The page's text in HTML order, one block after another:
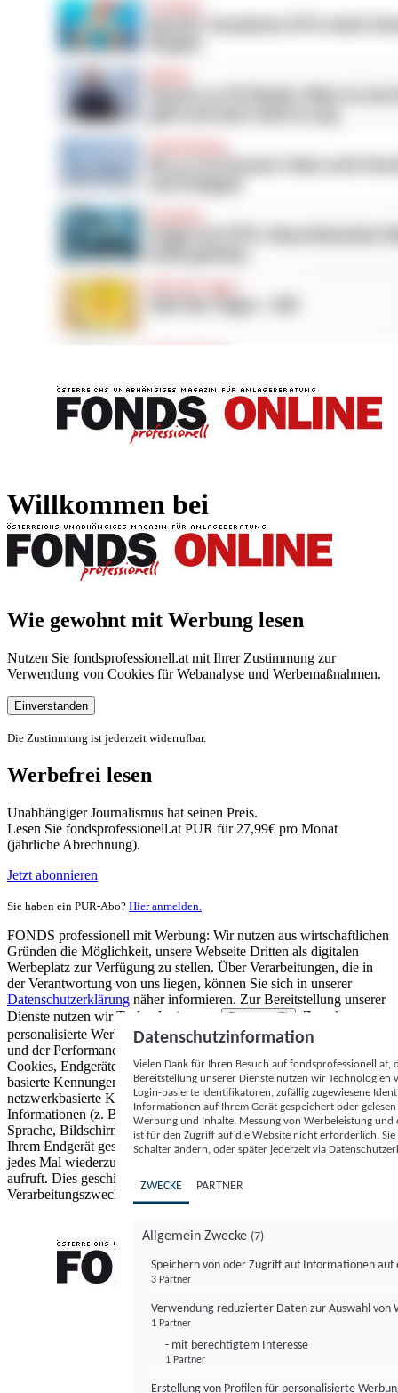
Willkommen bei
Wie gewohnt mit Werbung lesen
Nutzen Sie fondsprofessionell.at mit Ihrer Zustimmung zur
Verwendung von Cookies für Webanalyse und Werbemaßnahmen.
Einverstanden
Die Zustimmung ist jederzeit widerrufbar.
Werbefrei lesen
Unabhängiger Journalismus hat seinen Preis.
Lesen Sie fondsprofessionell.at PUR für 27,99€ pro Monat
(jährliche Abrechnung).
Jetzt abonnieren
Sie haben ein PUR-Abo? Hier anmelden.
FONDS professionell mit Werbung: Wir nutzen aus wirtschaftlichen
Gründen die Möglichkeit, unsere Webseite Dritten als digitalen
Werbeplatz zur Verfügung zu stellen. Über Verarbeitungen, die in
der Verantwortung von uns liegen, können Sie sich in unserer
Datenschutzerklärung näher informieren. Zur Bereitstellung unserer
Dienste nutzen wir Technologien von
Partnern (5)
. Zwecke:
personalisierte Werbung und Inhalte, Messung von Werbeleistung
und der Performance von Inhalten sowie Zielgruppenforschung.
Cookies, Endgeräte- oder ähnliche Online-Kennungen (z. B. login-
basierte Kennungen, zufällig generierte Kennungen,
netzwerkbasierte Kennungen) können zusammen mit anderen
Informationen (z. B. Browsertyp und Browserinformationen,
Sprache, Bildschirmgröße, unterstützte Technologien usw.) auf
Ihrem Endgerät gespeichert oder von dort ausgelesen werden, um es
jedes Mal wiederzuerkennen, wenn es eine App oder einer Webseite
aufruft. Dies geschieht für einen oder mehrere der hier aufgeführten
Verarbeitungszwecke.
Datenschutzinformation
Vielen Dank für Ihren Besuch auf
Bereitstellung unserer Dienste nutzen wir Technologien
Login-basierte Identifikatoren, zufällig zugewiesene
Informationen auf Ihrem Gerät gespeichert oder
Werbung und Inhalte, Messung von Werbeleistung
ist für den Zugriff auf die Website nicht erforderlich.
Schalter ändern, oder später jederzeit via
ZWECKE PARTNER
Allgemein Zwecke (7)
Speichern von oder Zugriff auf Informationen auf
3 Partner
Verwendung reduzierter Daten zur Auswahl von
1 Partner
- mit berechtigtem Interesse
1 Partner
Erstellung von Profilen für personalisierte
FONDS professionell